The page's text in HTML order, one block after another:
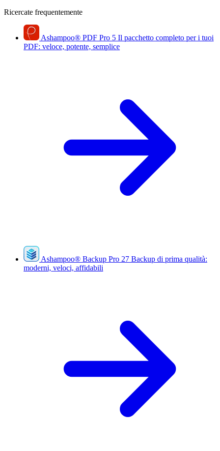
Ricercate frequentemente
Ashampoo® PDF Pro 5 Il pacchetto completo per i tuoi
PDF: veloce, potente, semplice
Ashampoo® Backup Pro 27 Backup di prima qualità:
moderni, veloci, affidabili